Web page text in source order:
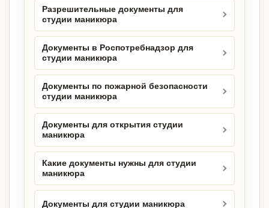
Разрешительные документы для
студии маникюра
Документы в Роспотребнадзор для
студии маникюра
Документы по пожарной безопасности
студии маникюра
Документы для открытия студии
маникюра
Какие документы нужны для студии
маникюра
Документы для студии маникюра